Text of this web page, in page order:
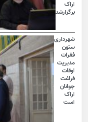
اراک
برگزارشد
شهرداری
ستون
فقرات
مدیریت
اوقات
فراغت
جوانان
اراک
است